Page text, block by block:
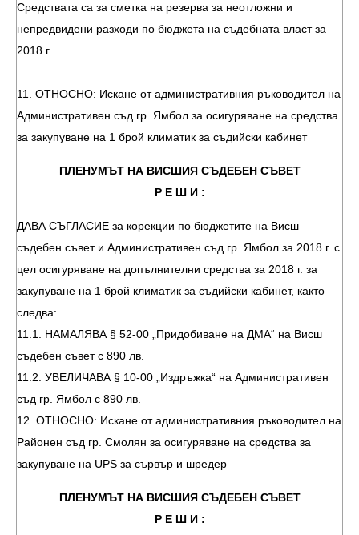
Средствата са за сметка на резерва за неотложни и
непредвидени разходи по бюджета на съдебната власт за
2018 г.
11. ОТНОСНО: Искане от административния ръководител на
Административен съд гр. Ямбол за осигуряване на средства
за закупуване на 1 брой климатик за съдийски кабинет
ПЛЕНУМЪТ НА ВИСШИЯ СЪДЕБЕН СЪВЕТ
Р Е Ш И :
ДАВА СЪГЛАСИЕ за корекции по бюджетите на Висш
съдебен съвет и Административен съд гр. Ямбол за 2018 г. с
цел осигуряване на допълнителни средства за 2018 г. за
закупуване на 1 брой климатик за съдийски кабинет, както
следва:
11.1. НАМАЛЯВА § 52-00 „Придобиване на ДМА“ на Висш
съдебен съвет с 890 лв.
11.2. УВЕЛИЧАВА § 10-00 „Издръжка“ на Административен
съд гр. Ямбол с 890 лв.
12. ОТНОСНО: Искане от административния ръководител на
Районен съд гр. Смолян за осигуряване на средства за
закупуване на UPS за сървър и шредер
ПЛЕНУМЪТ НА ВИСШИЯ СЪДЕБЕН СЪВЕТ
Р Е Ш И :